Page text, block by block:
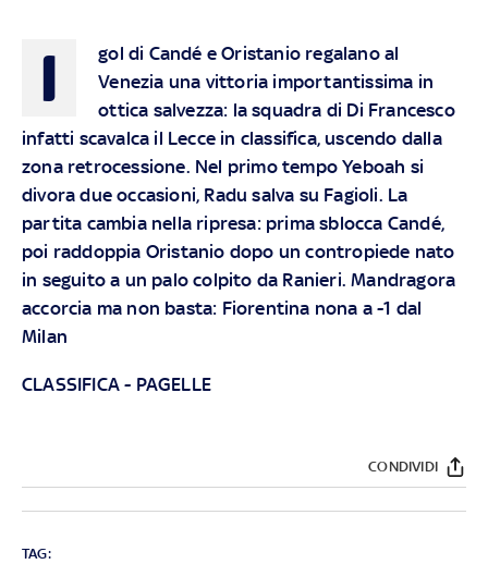
I
gol di Candé e Oristanio regalano al
Venezia una vittoria importantissima in
ottica salvezza: la squadra di Di Francesco
infatti scavalca il Lecce in classifica, uscendo dalla
zona retrocessione. Nel primo tempo Yeboah si
divora due occasioni, Radu salva su Fagioli. La
partita cambia nella ripresa: prima sblocca Candé,
poi raddoppia Oristanio dopo un contropiede nato
in seguito a un palo colpito da Ranieri. Mandragora
accorcia ma non basta: Fiorentina nona a -1 dal
Milan
CLASSIFICA - PAGELLE
CONDIVIDI
TAG: